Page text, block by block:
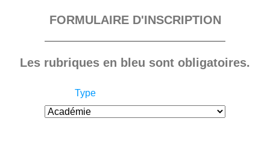
FORMULAIRE D'INSCRIPTION
Les rubriques en bleu sont obligatoires.
Type